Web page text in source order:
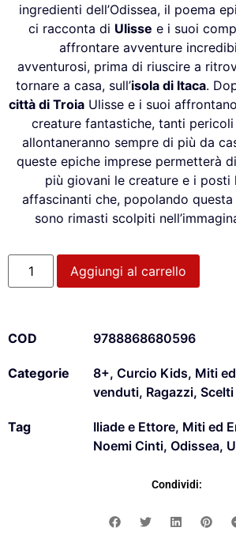
ingredienti dell’Odissea, il poema
ci racconta di Ulisse e i suoi
affrontare avventure
avventurosi, prima di riuscire a
tornare a casa, sull’isola di Itaca.
città di Troia Ulisse e i suoi
creature fantastiche, tanti
allontaneranno sempre di più da
queste epiche imprese permetterà
più giovani le creature e i posti
affascinanti che, popolando questa
sono rimasti scolpiti
Aggiungi al carrello
COD 9788868680596
Categorie 8+, Curcio Kids, Miti
venduti, Ragazzi,
Tag Iliade e Ettore, Miti ed
Noemi Cinti, Odissea,
Condividi: